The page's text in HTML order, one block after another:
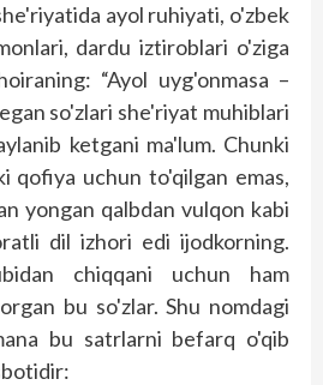
ayol ruhiyati, o'zbek
dardu iztiroblari o'ziga
“Ayol uyg'onmasa –
so'zlari she'riyat muhiblari
ketgani ma'lum. Chunki
qofiya uchun to'qilgan emas,
yongan qalbdan vulqon kabi
dil izhori edi ijodkorning.
chiqqani uchun ham
bu so'zlar. Shu nomdagi
bu satrlarni befarq o'qib